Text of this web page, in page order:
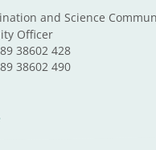
and Science
Officer
38602 428
38602 490